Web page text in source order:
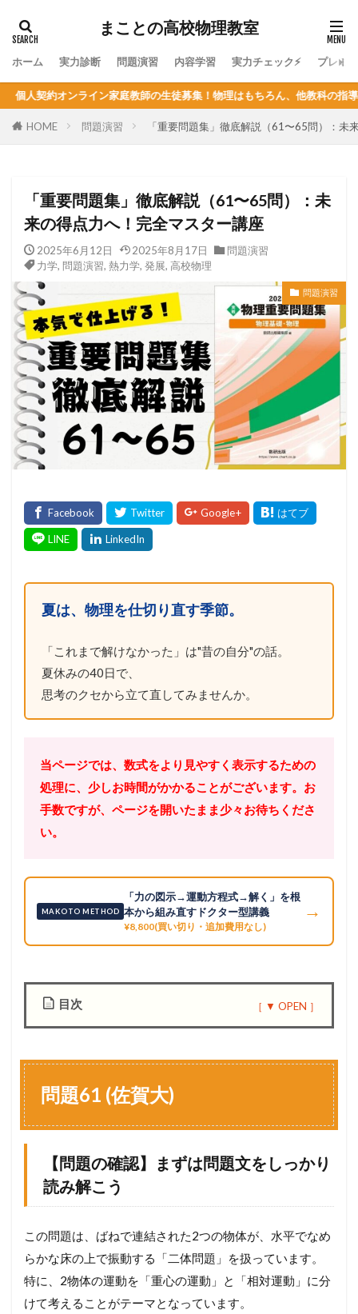
まことの高校物理教室
ホーム 実力診断 問題演習 内容学習 実力チェック⚡ プレミ
生徒募集！物理はもちろん、他教科の指導も可能！定員が決まってるの
HOME 問題演習 「重要問題集」徹底解説（61〜65問）：未
「重要問題集」徹底解説（61〜65問）：未
来の得点力へ！完全マスター講座
2025年6月12日 2025年8月17日
問題演習
力学, 問題演習, 熱力学, 発展, 高校物理
問題演習
夏は、物理を仕切り直す季節。
「これまで解けなかった」は"昔の自分"の話。
夏休みの40日で、
思考のクセから立て直してみませんか。
当ページでは、数式をより見やすく表示するための
処理に、少しお時間がかかることがございます。お
手数ですが、ページを開いたまま少々お待ちくださ
い。
MAKOTO METHOD
「力の図示→運動方程式→解く」を根
本から組み直すドクター型講義
¥8,800(買い切り・追加費用なし)
→
目次
6
1
佐
大
1.1
問
題
の
確
】
問題61 (佐賀大)
【問題の確認】まずは問題文をしっかり
読み解こう
この問題は、ばねで連結された2つの物体が、水平でなめ
らかな床の上で振動する「二体問題」を扱っています。
特に、2物体の運動を「重心の運動」と「相対運動」に分
けて考えることがテーマとなっています。